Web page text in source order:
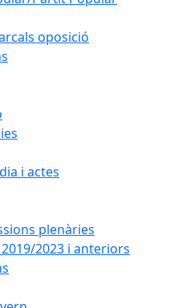
oposició
i actes
plenàries
2023 i anteriors